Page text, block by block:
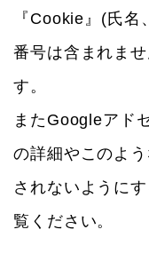
『Cookie』(氏
番号は含まれま
す。
またGoogleアド
の詳細やこのよ
されないように
覧ください。